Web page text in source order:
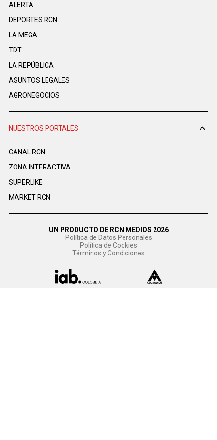
ALERTA
DEPORTES RCN
LA MEGA
TDT
LA REPÚBLICA
ASUNTOS LEGALES
AGRONEGOCIOS
NUESTROS PORTALES
CANAL RCN
ZONA INTERACTIVA
SUPERLIKE
MARKET RCN
UN PRODUCTO DE RCN MEDIOS 2026
Política de Datos Personales
Política de Cookies
Términos y Condiciones